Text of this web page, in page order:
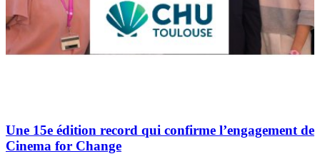
Une 15e édition record qui confirme l’engagement de
Cinema for Change